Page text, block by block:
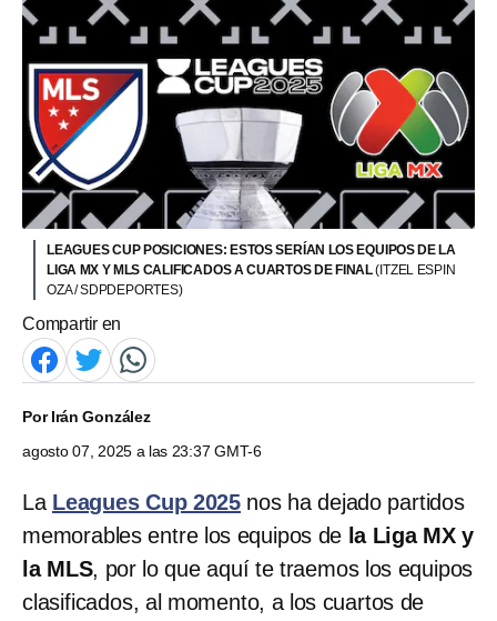
LEAGUES CUP POSICIONES: ESTOS SERÍAN LOS EQUIPOS DE LA
LIGA MX Y MLS CALIFICADOS A CUARTOS DE FINAL(ITZEL ESPIN
OZA / SDPDEPORTES)
Compartir en
PorIrán González
agosto 07, 2025 a las 23:37 GMT-6
La Leagues Cup 2025 nos ha dejado partidos
memorables entre los equipos de la Liga MX y
la MLS, por lo que aquí te traemos los equipos
clasificados, al momento, a los cuartos de